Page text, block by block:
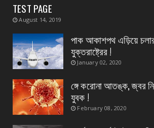
গ্রেফতার হলেন ভগবানপুর বিধানসভার
বিধায়ক অর্...
August 06, 2026
CONTACT
আবাস যোজনা দ্বিতীয় পর্যায়ে টাকা ১০০
তুলেদিল...
August 06, 2026
TEST PAGE
August 14, 2019
পাক আকাশপথ এড়িয়ে চলার
যুক্তরাষ্ট্রের !
January 02, 2020
ঙ্গে করোনা আতঙ্ক, জ্বর
যুবক !
February 08, 2020